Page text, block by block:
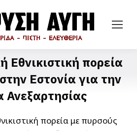
Εθνικιστική πορεία
Εστονία για την
Ανεξαρτησίας